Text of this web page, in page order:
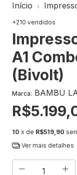
Início
+210 vendidos
A1
(Bivolt)
Marca: BAMBU
10 x de R$519,90
Ver mais detalhes